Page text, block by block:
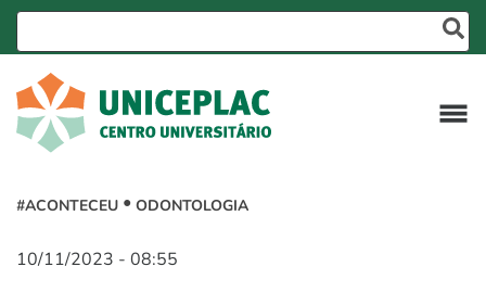
#ACONTECEU ODONTOLOGIA
10/11/2023 - 08:55